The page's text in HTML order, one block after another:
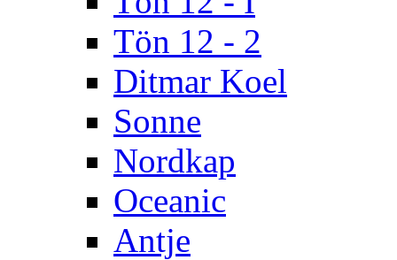
Tön 12 - 2
Ditmar Koel
Sonne
Nordkap
Oceanic
Antje